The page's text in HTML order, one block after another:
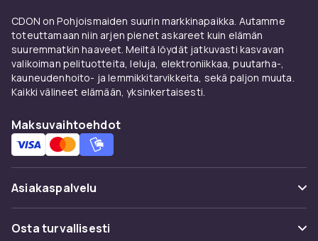
CDON on Pohjoismaiden suurin markkinapaikka. Autamme
toteuttamaan niin arjen pienet askareet kuin elämän
suuremmatkin haaveet. Meiltä löydät jatkuvasti kasvavan
valikoiman pelituotteita, leluja, elektroniikkaa, puutarha-,
kauneudenhoito- ja lemmikkitarvikkeita, sekä paljon muuta.
Kaikki välineet elämään, yksinkertaisesti.
Maksuvaihtoehdot
Asiakaspalvelu
Usein kysyttyä (UKK)
Osta turvallisesti